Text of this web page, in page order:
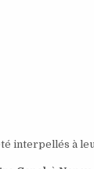
interpellés à